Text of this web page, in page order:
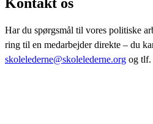
Har du spørgsmål til vores politiske
ring til en medarbejder direkte – du
skolelederne@skolelederne.org og tlf.